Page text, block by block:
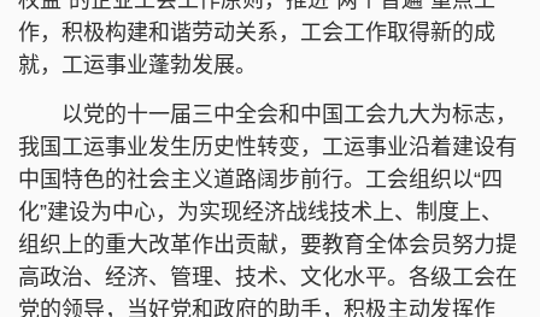
作，积极构建和谐劳动关系，工会工作取得新的成
就，工运事业蓬勃发展。
以党的十一届三中全会和中国工会九大为标志，
我国工运事业发生历史性转变，工运事业沿着建设有
中国特色的社会主义道路阔步前行。工会组织以“四
化”建设为中心，为实现经济战线技术上、制度上、
组织上的重大改革作出贡献，要教育全体会员努力提
高政治、经济、管理、技术、文化水平。各级工会在
党的领导，当好党和政府的助手，积极主动发挥作